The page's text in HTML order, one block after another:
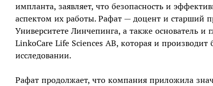
импланта, заявляет, что безопасность и
аспектом их работы. Рафат — доцент и старший
Университете Линчепинга, а также основатель
LinkoCare Life Sciences AB, которая и
исследовании.
Рафат продолжает, что компания приложила